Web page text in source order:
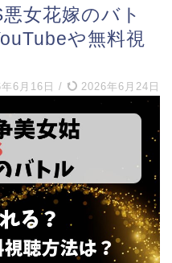
女花嫁のバト
や無料視
6月16日 / 2026年6月24日